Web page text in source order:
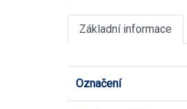
Základní informace
Označení